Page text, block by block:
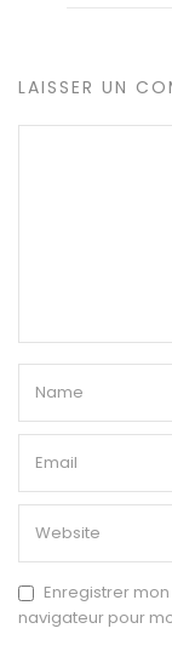
LAISSER UN
Enregistrer
navigateur pour